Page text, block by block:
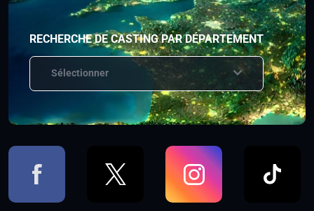
RECHERCHE DE CASTING PAR DÉPARTEMENT
Sélectionner